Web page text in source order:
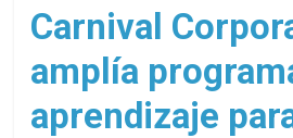
de
cruceros
en
un
solo
Carnival
amplía
aprendizaje